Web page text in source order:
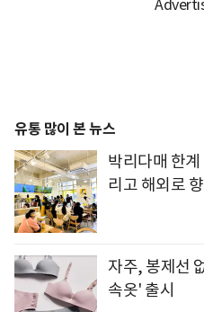
유통 많이 본 뉴스
박리다매 한
리고 해외로
자주, 봉제선
속옷' 출시